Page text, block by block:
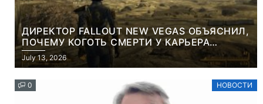
ДИРЕКТОР FALLOUT NEW VEGAS ОБЪЯСНИЛ,
ПОЧЕМУ КОГОТЬ СМЕРТИ У КАРЬЕРА
НАМЕРЕННО СНОСИТ ВАМ ГОЛОВУ
July 13, 2026
0 НОВОСТИ